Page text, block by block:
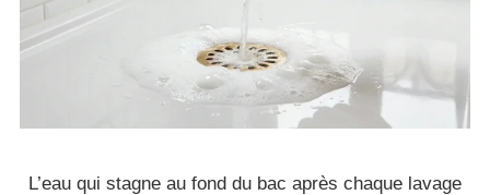
L’eau qui stagne au fond du bac après chaque lavage